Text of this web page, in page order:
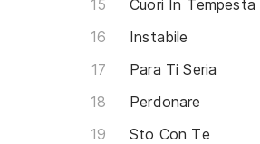
Cuori In Tempesta
Instabile
Para Ti Seria
Perdonare
Sto Con Te